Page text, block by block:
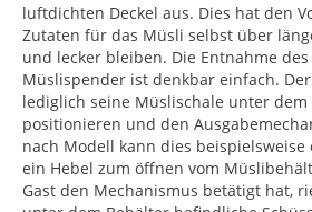
luftdichten Deckel aus. Dies hat den
Zutaten für das Müsli selbst über
und lecker bleiben. Die Entnahme
Müslispender ist denkbar einfach.
lediglich seine Müslischale unter dem
positionieren und den
nach Modell kann dies beispielsweise
ein Hebel zum öffnen vom
Gast den Mechanismus betätigt hat,